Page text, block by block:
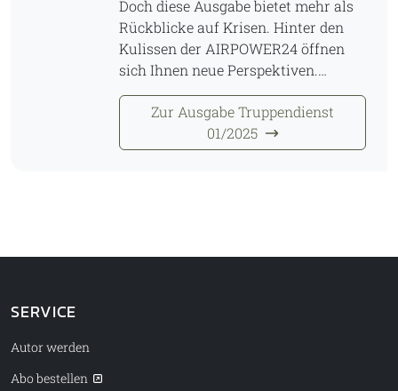
Doch diese Ausgabe bietet mehr als
Rückblicke auf Krisen. Hinter den
Kulissen der AIRPOWER24 öffnen
sich Ihnen neue Perspektiven.…
Zur Ausgabe Truppendienst
01/2025
SERVICE
Autor werden
Abo bestellen